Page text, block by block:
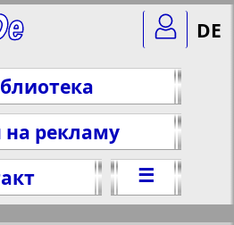
рекламу
☰
DE